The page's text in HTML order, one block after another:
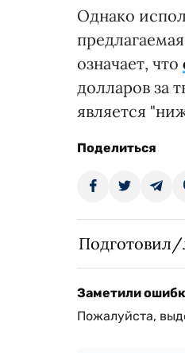
Однако
означает, что
долларов за
является
Поделиться
Подготовил/
Заметили
Пожалуйста,